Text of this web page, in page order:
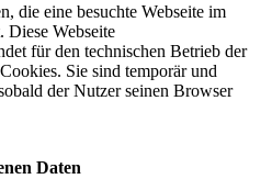
die eine besuchte Webseite im
Diese Webseite
für den technischen Betrieb der
Sie sind temporär und
der Nutzer seinen Browser
Daten